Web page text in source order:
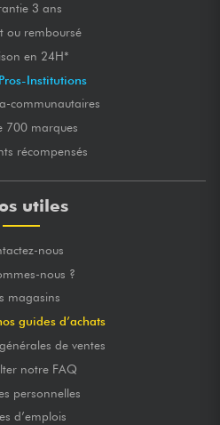
3 ans
ou remboursé
en 24H*
Institutions
communautaires
700 marques
récompensés
utiles
nous
nous ?
magasins
guides d’achats
de ventes
notre FAQ
personnelles
d’emplois